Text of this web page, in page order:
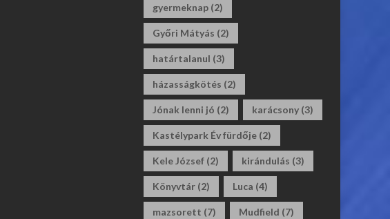
gyermeknap (2)
Győri Mátyás (2)
határtalanul (3)
házasságkötés (2)
Jónak lenni jó (2) karácsony (3)
Kastélypark Év fürdője (2)
Kele József (2) kirándulás (3)
Könyvtár (2) Luca (4)
mazsorett (7) Mudfield (7)